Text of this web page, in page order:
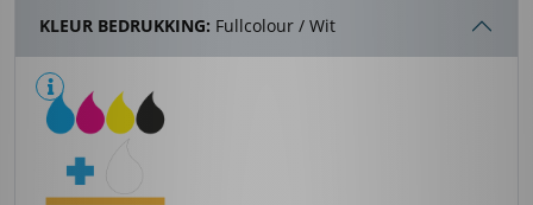
KLEUR BEDRUKKING: Fullcolour / Wit